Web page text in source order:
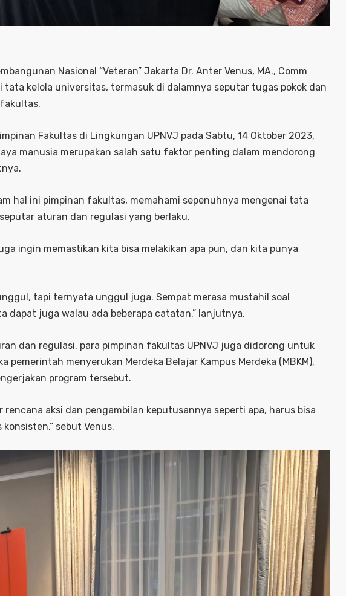
Nasional “Veteran” Jakarta Dr. Anter Venus, MA., Comm
kelola universitas, termasuk di dalamnya seputar tugas pokok dan
Fakultas di Lingkungan UPNVJ pada Sabtu, 14 Oktober 2023,
manusia merupakan salah satu faktor penting dalam mendorong
hal ini pimpinan fakultas, memahami sepenuhnya mengenai tata
aturan dan regulasi yang berlaku.
ingin memastikan kita bisa melakikan apa pun, dan kita punya
tapi ternyata unggul juga. Sempat merasa mustahil soal
dapat juga walau ada beberapa catatan,” lanjutnya.
dan regulasi, para pimpinan fakultas UPNVJ juga didorong untuk
pemerintah menyerukan Merdeka Belajar Kampus Merdeka (MBKM),
program tersebut.
rencana aksi dan pengambilan keputusannya seperti apa, harus bisa
sebut Venus.